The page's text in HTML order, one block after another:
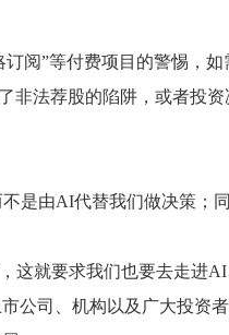
阅”等付费项目的警惕，
非法荐股的陷阱，或者投
是由AI代替我们做决策；
这就要求我们也要去走进
公司、机构以及广大投资